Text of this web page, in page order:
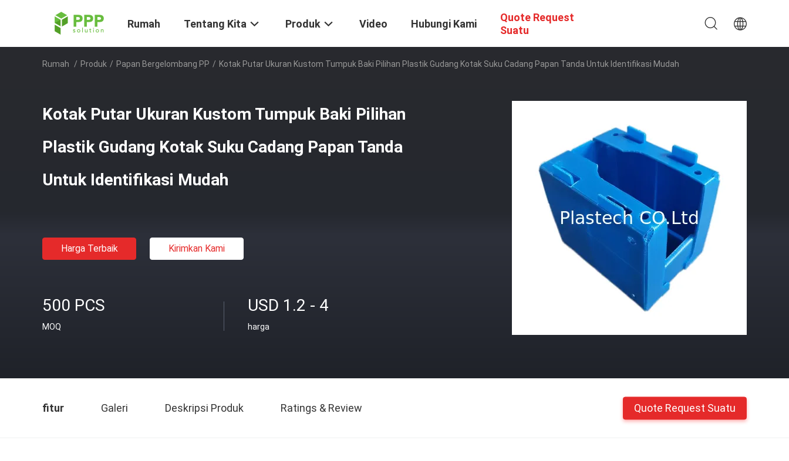
Rumah Tentang Kita Produk Video Hubungi Kami
Quote Request
Suatu
Rumah / Produk / Papan Bergelombang PP / Kotak Putar Ukuran Kustom Tumpuk Baki Pilihan Plastik Gudang Kotak Suku Cadang Papan Tanda Untuk Identifikasi Mudah
Kotak Putar Ukuran Kustom Tumpuk Baki Pilihan
Plastik Gudang Kotak Suku Cadang Papan Tanda
Untuk Identifikasi Mudah
Harga Terbaik Kirimkan Kami
500 PCS
MOQ
USD 1.2 - 4
harga
fitur Galeri Deskripsi Produk Ratings & Review Quote Request Suatu